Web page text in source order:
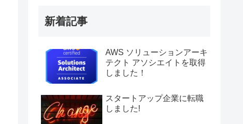
新着記事
AWS ソリューションアーキ
テクト アソシエイトを取得
しました！
スタートアップ企業に転職
しました!